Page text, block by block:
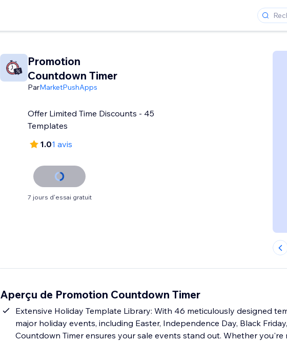
Promotion
Countdown Timer
ParMarketPushApps
Offer Limited Time Discounts - 45
Templates
1.01 avis
7 jours d'essai gratuit
Aperçu de Promotion Countdown Timer
Extensive Holiday Template Library: With 46 meticulously designed
major holiday events, including Easter, Independence Day, Black
Countdown Timer ensures your sale events stand out. Whether you're